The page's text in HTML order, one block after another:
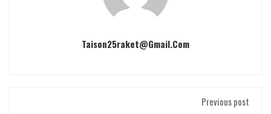
Taison25raket@gmail.com
Previous post